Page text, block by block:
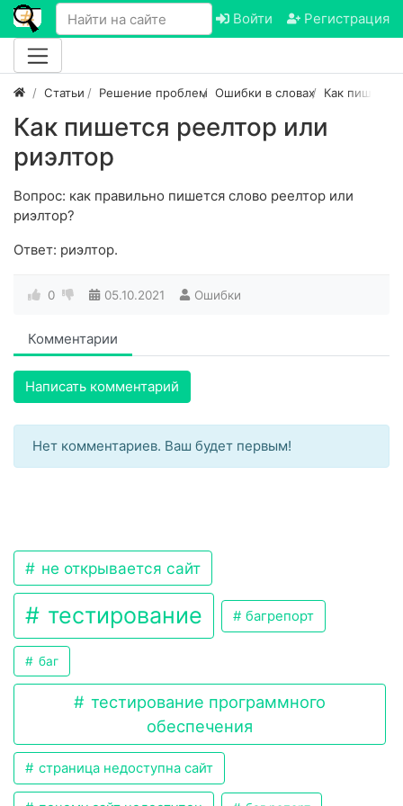
Войти Регистрация
Статьи Решение проблем Ошибки в словах Как пишется
Как пишется реелтор или
риэлтор
Вопрос: как правильно пишется слово реелтор или
риэлтор?
Ответ: риэлтор.
0 05.10.2021 Ошибки
Комментарии
Написать комментарий
Нет комментариев. Ваш будет первым!
не открывается сайт
тестирование багрепорт
баг
тестирование программного
обеспечения
страница недоступна сайт